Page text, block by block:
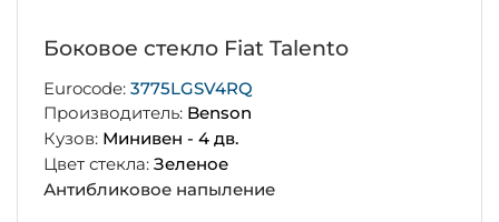
Боковое стекло Fiat Talento
Eurocode: 3775LGSV4RQ
Производитель: Benson
Кузов: Минивен - 4 дв.
Цвет стекла: Зеленое
Антибликовое напыление